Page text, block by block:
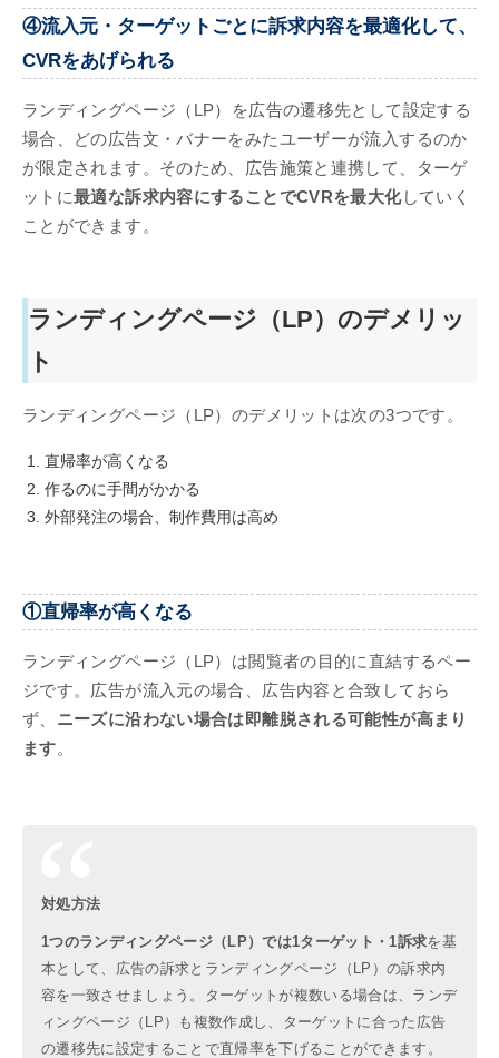
④流入元・ターゲットごとに訴求内容を最適化して、
CVRをあげられる
ランディングページ（LP）を広告の遷移先として設定する
場合、どの広告文・バナーをみたユーザーが流入するのか
が限定されます。そのため、広告施策と連携して、ターゲ
ットに最適な訴求内容にすることでCVRを最大化していく
ことができます。
ランディングページ（LP）のデメリッ
ト
ランディングページ（LP）のデメリットは次の3つです。
直帰率が高くなる
作るのに手間がかかる
外部発注の場合、制作費用は高め
①直帰率が高くなる
ランディングページ（LP）は閲覧者の目的に直結するペー
ジです。広告が流入元の場合、広告内容と合致しておら
ず、 ニーズに沿わない場合は即離脱される可能性が高まり
ます。
対処方法
1つのランディングページ（LP）では1ターゲット・1訴求を基
本として、広告の訴求とランディングページ（LP）の訴求内
容を一致させましょう。ターゲットが複数いる場合は、ランデ
ィングページ（LP）も複数作成し、ターゲットに合った広告
の遷移先に設定することで直帰率を下げることができます。